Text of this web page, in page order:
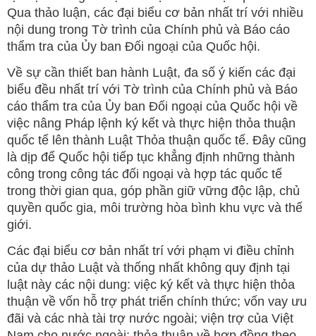
Qua thảo luận, các đại biểu cơ bản nhất trí với nhiều
nội dung trong Tờ trình của Chính phủ và Báo cáo
thẩm tra của Ủy ban Đối ngoại của Quốc hội.
Về sự cần thiết ban hành Luật, đa số ý kiến các đại
biểu đều nhất trí với Tờ trình của Chính phủ và Báo
cáo thẩm tra của Ủy ban Đối ngoại của Quốc hội về
việc nâng Pháp lệnh ký kết và thực hiện thỏa thuận
quốc tế lên thành Luật Thỏa thuận quốc tế. Đây cũng
là dịp để Quốc hội tiếp tục khẳng định những thành
công trong công tác đối ngoại và hợp tác quốc tế
trong thời gian qua, góp phần giữ vững độc lập, chủ
quyền quốc gia, môi trường hòa bình khu vực và thế
giới.
Các đại biểu cơ bản nhất trí với phạm vi điều chỉnh
của dự thảo Luật và thống nhất không quy định tại
luật này các nội dung: việc ký kết và thực hiện thỏa
thuận về vốn hỗ trợ phát triển chính thức; vốn vay ưu
đãi và các nhà tài trợ nước ngoài; viện trợ của Việt